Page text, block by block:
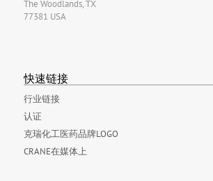
The Woodlands, TX
77381 USA
快速链接
行业链接
认证
克瑞化工医药品牌LOGO
CRANE在媒体上